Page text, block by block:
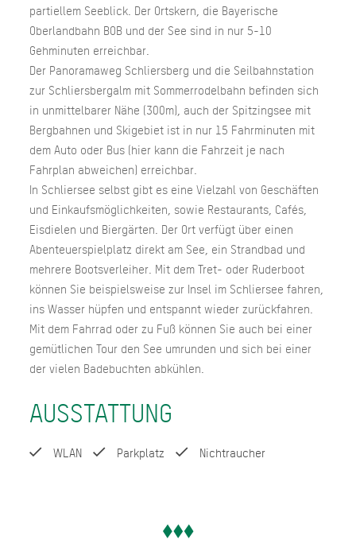
partiellem Seeblick. Der Ortskern, die Bayerische
Oberlandbahn BOB und der See sind in nur 5-10
Gehminuten erreichbar.
Der Panoramaweg Schliersberg und die Seilbahnstation
zur Schliersbergalm mit Sommerrodelbahn befinden sich
in unmittelbarer Nähe (300m), auch der Spitzingsee mit
Bergbahnen und Skigebiet ist in nur 15 Fahrminuten mit
dem Auto oder Bus (hier kann die Fahrzeit je nach
Fahrplan abweichen) erreichbar.
In Schliersee selbst gibt es eine Vielzahl von Geschäften
und Einkaufsmöglichkeiten, sowie Restaurants, Cafés,
Eisdielen und Biergärten. Der Ort verfügt über einen
Abenteuerspielplatz direkt am See, ein Strandbad und
mehrere Bootsverleiher. Mit dem Tret- oder Ruderboot
können Sie beispielsweise zur Insel im Schliersee fahren,
ins Wasser hüpfen und entspannt wieder zurückfahren.
Mit dem Fahrrad oder zu Fuß können Sie auch bei einer
gemütlichen Tour den See umrunden und sich bei einer
der vielen Badebuchten abkühlen.
AUSSTATTUNG
WLAN Parkplatz Nichtraucher